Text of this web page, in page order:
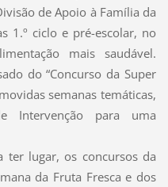
de Apoio à Família da
1.º ciclo e pré-escolar, no
mais saudável.
do “Concurso da Super
semanas temáticas,
Intervenção para uma
ter lugar, os concursos da
da Fruta Fresca e dos